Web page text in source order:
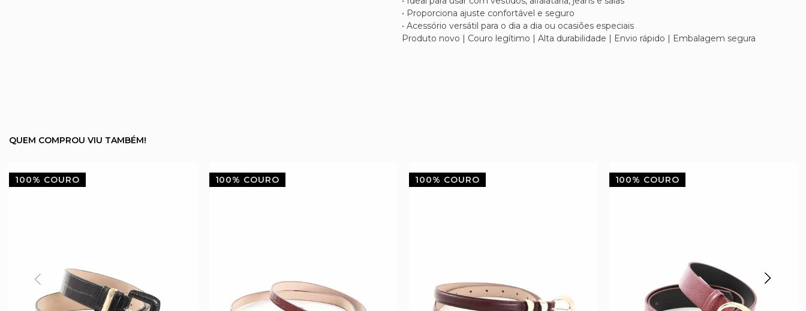
• Proporciona ajuste confortável e seguro
• Acessório versátil para o dia a dia ou ocasiões especiais
Produto novo | Couro legítimo | Alta durabilidade | Envio rápido | Embalagem segura
QUEM COMPROU VIU TAMBÉM!
100% COURO 100% COURO 100% COURO 100% COURO